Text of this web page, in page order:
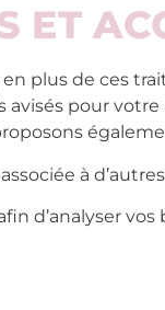
ET
en plus de ces
pour
à
d’analyser